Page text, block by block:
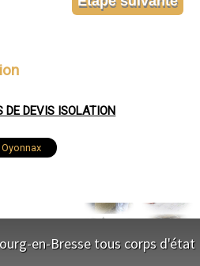
DE DEVIS ISOLATION
Oyonnax
Belley
Divonne-les-Bains
en-Bresse tous corps d'état